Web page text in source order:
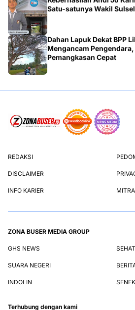
Keberhasilan Andi Jo
Dahan Lapuk Dekat BPP
Mengancam Pengendara,
REDAKSI
DISCLAIMER
ZONA BUSER MEDIA GROUP
GHS NEWS
SUARA NEGERI